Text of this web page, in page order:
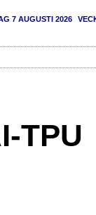
7 AUGUSTI 2026
TPU